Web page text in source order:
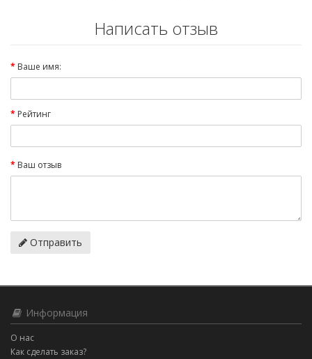
Написать отзыв
Ваше имя:
Рейтинг
Ваш отзыв
Отправить
Информация
О нас
Как сделать заказ?